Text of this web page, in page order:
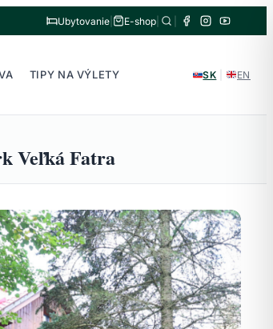
Ubytovanie E-shop
TIPY NA VÝLETY SK EN
Veľká Fatra